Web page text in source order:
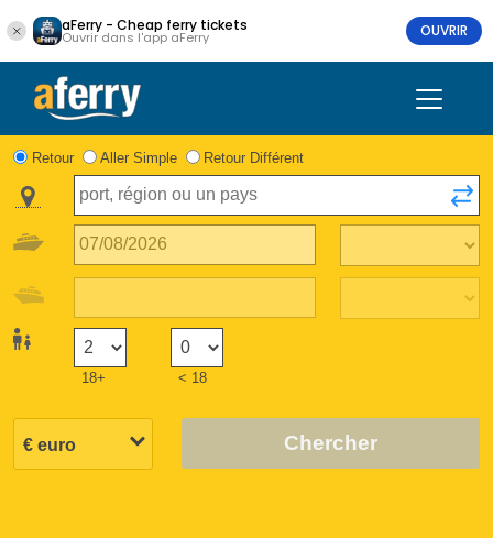
aFerry - Cheap ferry tickets
Ouvrir dans l'app aFerry OUVRIR
Retour Aller Simple Retour Différent
18+ < 18
Chercher